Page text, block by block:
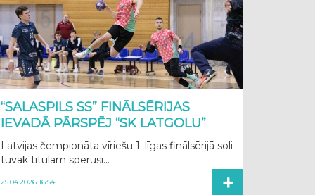
“SALASPILS SS” FINĀLSĒRIJAS
IEVADĀ PĀRSPĒJ “SK LATGOLU”
Latvijas čempionāta vīriešu 1. līgas finālsērijā soli
tuvāk titulam spērusi...
25.04.2026 16:54 +